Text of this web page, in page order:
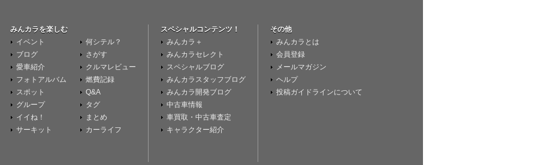
みんカラを楽しむ
イベント
ブログ
愛車紹介
フォトアルバム
スポット
グループ
イイね！
サーキット
何シテル？
さがす
クルマレビュー
燃費記録
Q&A
タグ
まとめ
カーライフ
スペシャルコンテンツ！
みんカラ＋
みんカラセレクト
スペシャルブログ
みんカラスタッフブログ
みんカラ開発ブログ
中古車情報
車買取・中古車査定
キャラクター紹介
その他
みんカラとは
会員登録
メールマガジン
ヘルプ
投稿ガイドラインについて